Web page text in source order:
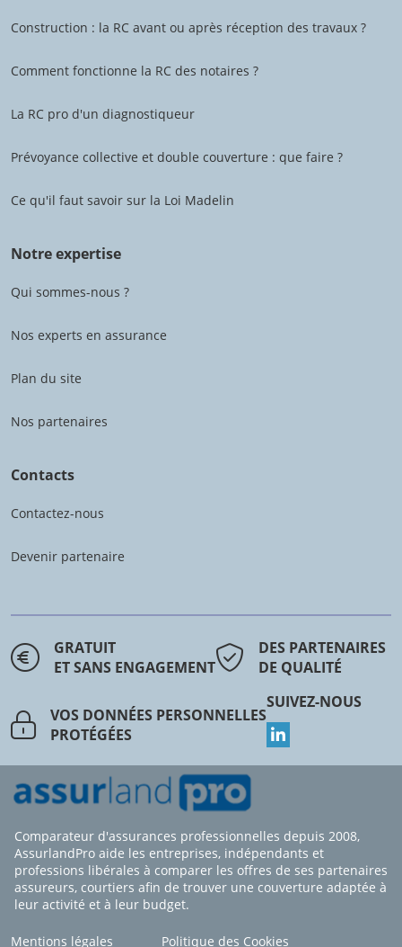
Construction : la RC avant ou après réception des travaux ?
Comment fonctionne la RC des notaires ?
La RC pro d'un diagnostiqueur
Prévoyance collective et double couverture : que faire ?
Ce qu'il faut savoir sur la Loi Madelin
Notre expertise
Qui sommes-nous ?
Nos experts en assurance
Plan du site
Nos partenaires
Contacts
Contactez-nous
Devenir partenaire
GRATUIT
ET SANS ENGAGEMENT
DES PARTENAIRES
DE QUALITÉ
VOS DONNÉES PERSONNELLES
PROTÉGÉES
SUIVEZ-NOUS
Comparateur d'assurances professionnelles depuis 2008,
AssurlandPro aide les entreprises, indépendants et
professions libérales à comparer les offres de ses partenaires
assureurs, courtiers afin de trouver une couverture adaptée à
leur activité et à leur budget.
Mentions légales Politique des Cookies